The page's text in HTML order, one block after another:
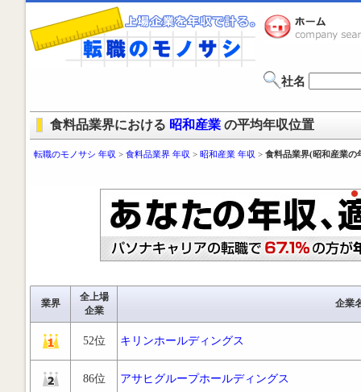
社名
食料品業界における 昭和産業 の平均年収位置
転職のモノサシ 年収 > 食料品業界 年収 > 昭和産業 年収 > 食料品業界(昭和産業の
業界
全上場
企業
企業
52位 キリンホールディングス
86位 アサヒグループホールディングス